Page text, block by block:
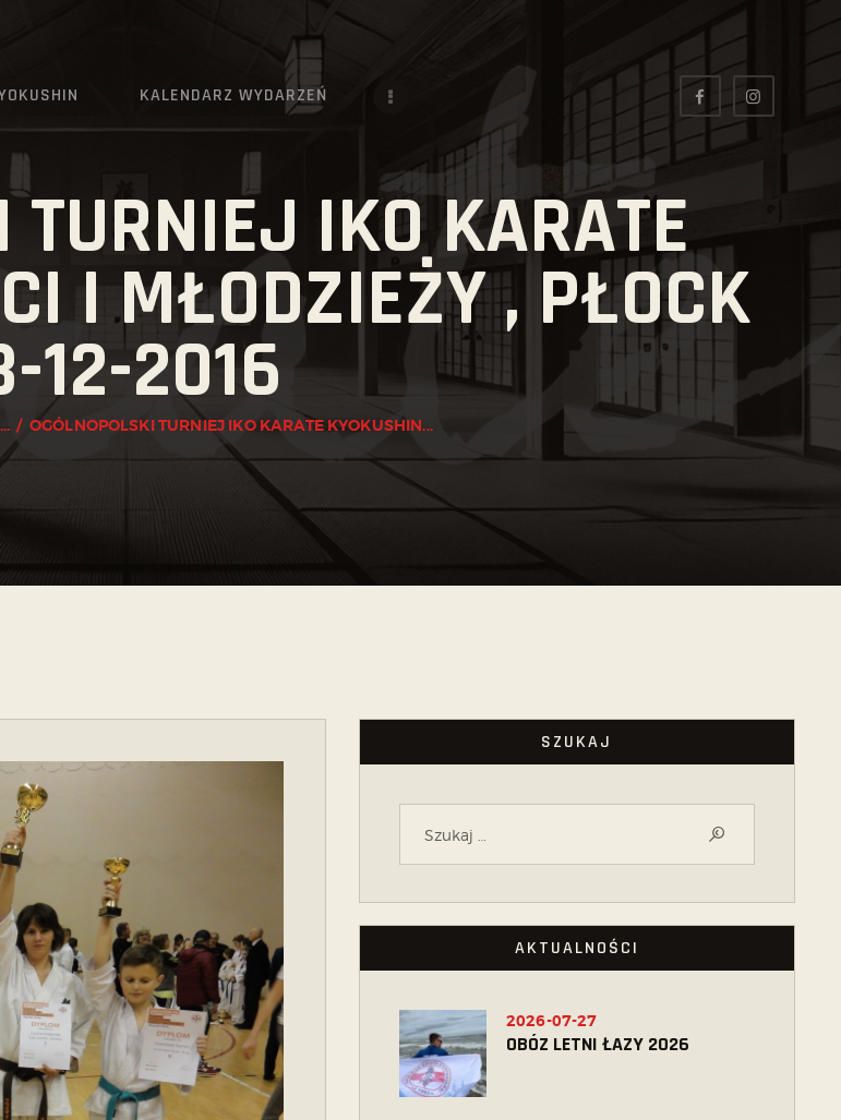
KALENDARZ WYDARZEŃ
TURNIEJ IKO KARATE
I MŁODZIEŻY , PŁOCK
12-2016
... OGÓLNOPOLSKI TURNIEJ IKO KARATE KYOKUSHIN...
KYOKUSHIN
WYDARZEŃ
SZUKAJ
AKTUALNOŚCI
OBÓZ LETNI ŁAZY 2026
2026-07-27